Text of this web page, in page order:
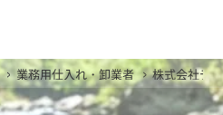
業務用仕入れ・卸業者 株式会社デ